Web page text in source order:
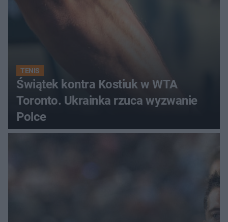
TENIS
Świątek kontra Kostiuk w WTA
Toronto. Ukrainka rzuca wyzwanie
Polce